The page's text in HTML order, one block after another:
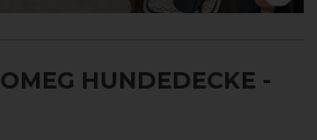
HUNDEDECKE -